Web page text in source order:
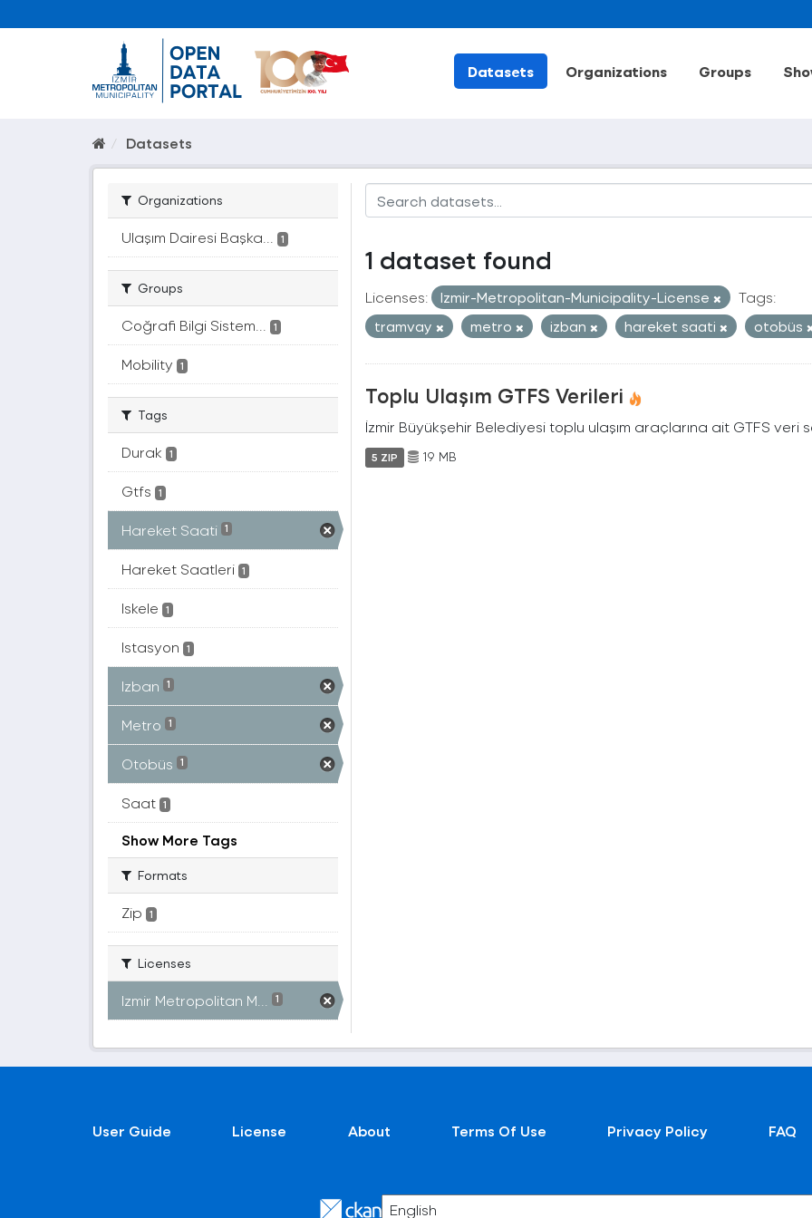
Datasets Organizations Groups
Datasets
Organizations
Ulaşım Dairesi Başka... 1
Groups
Coğrafi Bilgi Sistem... 1
Mobility 1
Tags
Durak 1
Gtfs 1
Hareket Saati 1
Hareket Saatleri 1
Iskele 1
Istasyon 1
Izban 1
Metro 1
Otobüs 1
Saat 1
Show More Tags
Formats
Zip 1
Licenses
Izmir Metropolitan M... 1
1 dataset found
Licenses: Izmir-Metropolitan-Municipality-License
Tags:
tramvay
metro izban hareket saati otobüs
Toplu Ulaşım GTFS Verileri
İzmir Büyükşehir Belediyesi toplu ulaşım araçlarına ait GTFS veri
5 ZIP 19 MB
User Guide License About Terms Of Use Privacy Policy FAQ